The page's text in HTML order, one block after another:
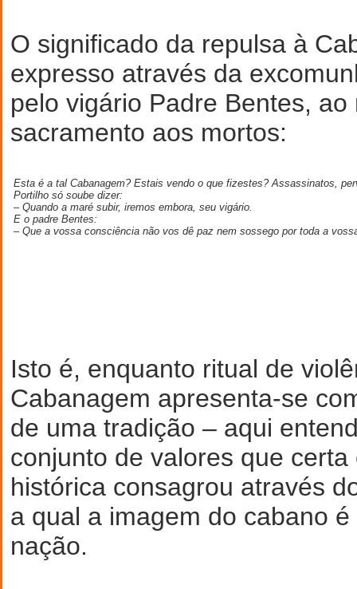
O significado da repulsa à
expresso através da
pelo vigário Padre Bentes,
sacramento aos mortos:
Esta é a tal Cabanagem? Estais vendo o que fizestes? Assassinatos,
Portilho só soube dizer:
– Quando a maré subir, iremos embora, seu vigário.
E o padre Bentes:
– Que a vossa consciência não vos dê paz nem sossego por toda a
Isto é, enquanto ritual de
Cabanagem apresenta-se
de uma tradição – aqui
conjunto de valores que certa
histórica consagrou através
a qual a imagem do cabano
nação.